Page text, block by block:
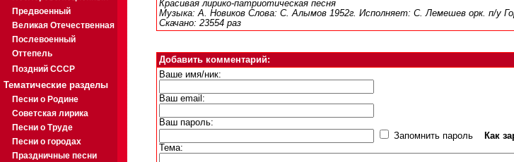
Предвоенный
Великая Отечественная
Послевоенный
Оттепель
Поздний СССР
Тематические разделы
Песни о Родине
Советская лирика
Песни о Труде
Песни о городах
Праздничные песни
Красивая лирико-патриотическая песня
Музыка: А. Новиков Слова: С. Алымов 1952г. Исполняет: С. Лемешев орк. п/у
Скачано: 23554 раз
Добавить комментарий:
Ваше имя/ник:
Ваш email:
Ваш пароль:
Запомнить пароль
Как
Тема: